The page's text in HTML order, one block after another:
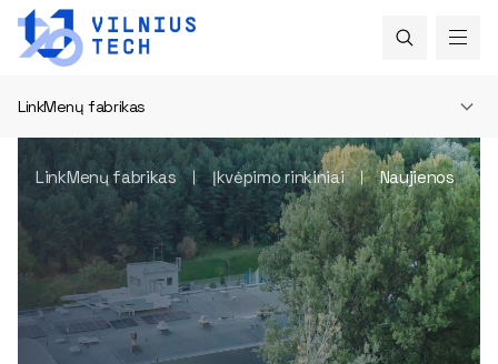
LinkMenų fabrikas
LinkMenų fabrikas Įkvėpimo rinkiniai Naujienos